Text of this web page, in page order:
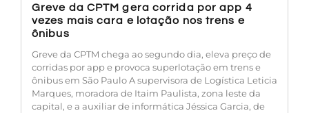
Greve da CPTM gera corrida por app 4
vezes mais cara e lotação nos trens e
ônibus
Greve da CPTM chega ao segundo dia, eleva preço de
corridas por app e provoca superlotação em trens e
ônibus em São Paulo A supervisora de Logística Leticia
Marques, moradora de Itaim Paulista, zona leste da
capital, e a auxiliar de informática Jéssica Garcia, de